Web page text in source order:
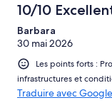
10/10
Barbara
30 mai 2026
Les points forts :
infrastructures et
Traduire avec Google